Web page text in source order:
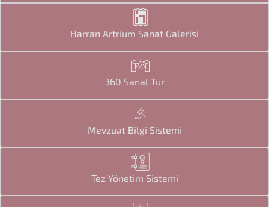
Harran Artrium Sanat Galerisi
360 Sanal Tur
Mevzuat Bilgi Sistemi
Tez Yönetim Sistemi